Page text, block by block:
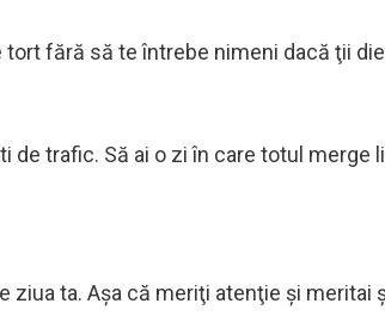
fără să te întrebe nimeni dacă ţii
trafic. Să ai o zi în care totul merge
ziua ta. Aşa că meriţi atenţie şi meritai